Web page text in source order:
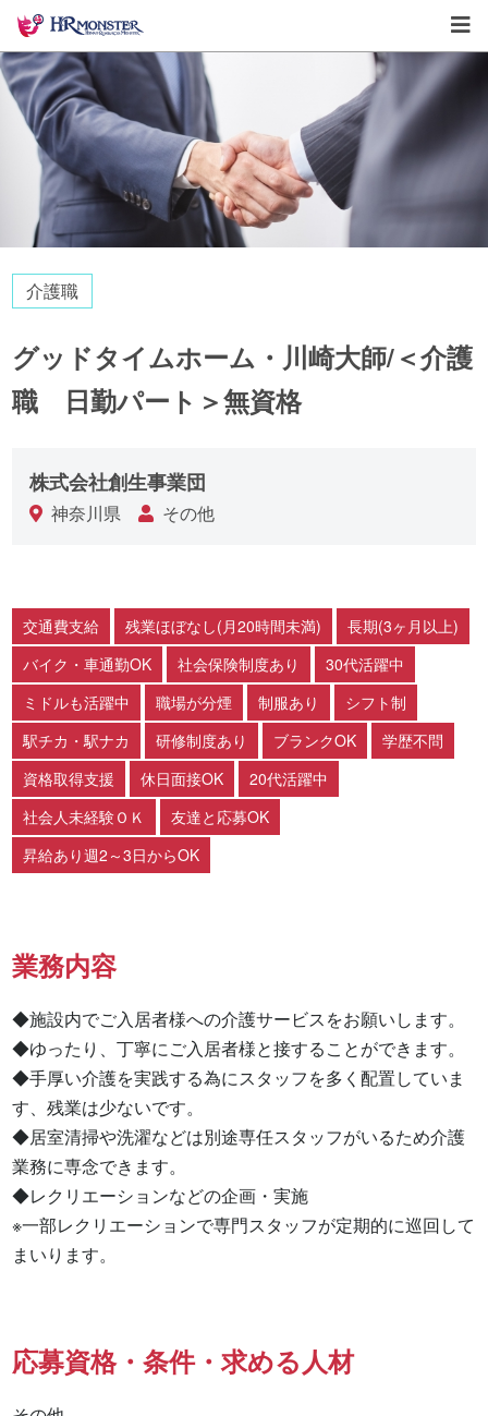
介護職
グッドタイムホーム・川崎大師/＜介護
職 日勤パート＞無資格
株式会社創生事業団
神奈川県 その他
交通費支給 残業ほぼなし(月20時間未満)
長期(3ヶ月以上)
バイク・車通勤OK
社会保険制度あり
30代活躍中
ミドルも活躍中
職場が分煙 制服あり
シフト制
駅チカ・駅ナカ
研修制度あり ブランクOK
学歴不問
資格取得支援
休日面接OK
20代活躍中
社会人未経験ＯＫ
友達と応募OK
昇給あり週2～3日からOK
業務内容
◆施設内でご入居者様への介護サービスをお願いします。
◆ゆったり、丁寧にご入居者様と接することができます。
◆手厚い介護を実践する為にスタッフを多く配置していま
す、残業は少ないです。
◆居室清掃や洗濯などは別途専任スタッフがいるため介護
業務に専念できます。
◆レクリエーションなどの企画・実施
※一部レクリエーションで専門スタッフが定期的に巡回して
まいります。
応募資格・条件・求める人材